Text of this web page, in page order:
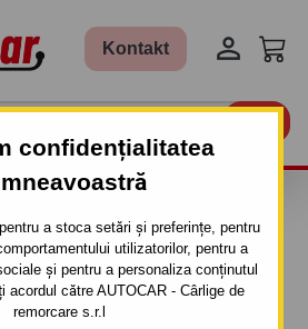
confidențialitatea
a stoca setări și preferințe, pentru
utilizatorilor, pentru a
și pentru a personaliza conținutul
acordul către AUTOCAR - Cârlige de
remorcare s.r.l
Kontakt 
CU
DE